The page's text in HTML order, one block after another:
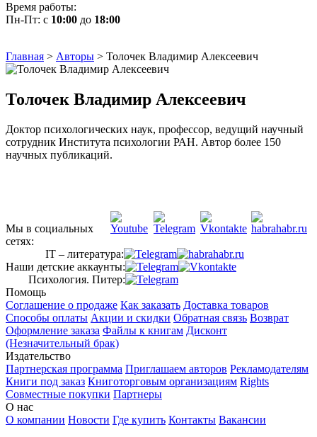
Время работы:
Пн-Пт: с 10:00 до 18:00
Главная > Авторы > Толочек Владимир Алексеевич
Толочек Владимир Алексеевич
Доктор психологических наук, профессор, ведущий научный
сотрудник Института психологии РАН. Автор более 150
научных публикаций.
Мы в социальных
сетях:
IT – литература:
Наши детские аккаунты:
Психология. Питер:
Помощь
Соглашение о продаже Как заказать Доставка товаров
Способы оплаты Акции и скидки Обратная связь Возврат
Оформление заказа Файлы к книгам Дисконт
(Незначительный брак)
Издательство
Партнерская программа Приглашаем авторов Рекламодателям
Книги под заказ Книготорговым организациям Rights
Совместные покупки Партнеры
О нас
О компании Новости Где купить Контакты Вакансии